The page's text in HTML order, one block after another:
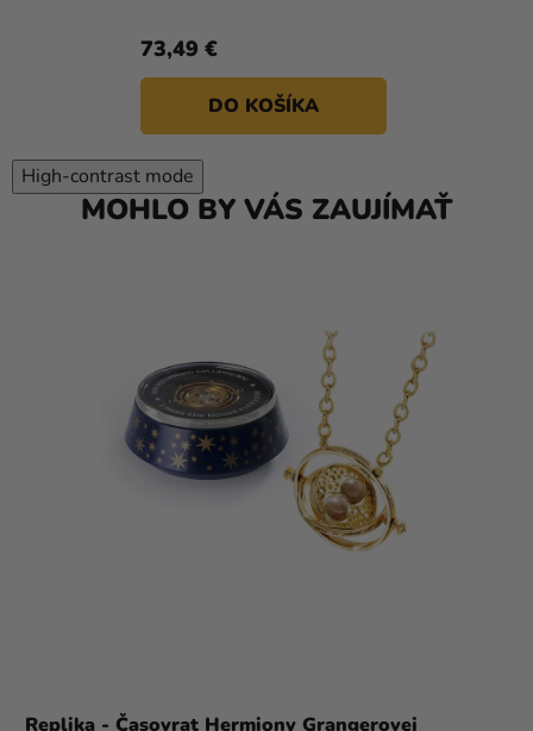
73,49 €
DO KOŠÍKA
High-contrast mode
MOHLO BY VÁS ZAUJÍMAŤ
Replika - Časovrat Hermiony Grangerovej